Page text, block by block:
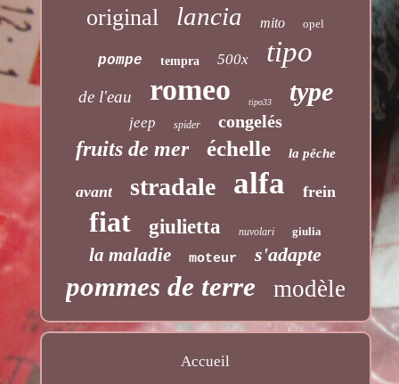
original lancia mito opel
pompe tempra 500x tipo
de l'eau romeo tipo33 type
jeep spider congelés
fruits de mer échelle la pêche
avant stradale alfa frein
fiat giulietta nuvolari giulia
la maladie moteur s'adapte
pommes de terre modèle
Accueil